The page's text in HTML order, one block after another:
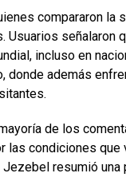
compararon la
Usuarios señalaron
incluso en
donde además
de los
las condiciones que
Jezebel resumió una